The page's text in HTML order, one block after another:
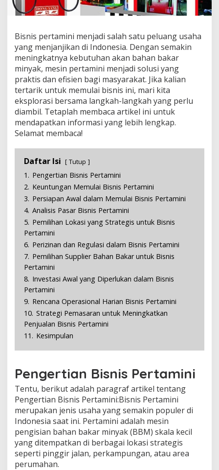
t
i
n
i
,
S
t
r
a
t
e
g
,
M
d
a
,
d
a
n
T
p
S
k
s
Bisnis pertamini menjadi salah satu peluang usaha
yang menjanjikan di Indonesia. Dengan semakin
meningkatnya kebutuhan akan bahan bakar
minyak, mesin pertamini menjadi solusi yang
praktis dan efisien bagi masyarakat. Jika kalian
tertarik untuk memulai bisnis ini, mari kita
eksplorasi bersama langkah-langkah yang perlu
diambil. Tetaplah membaca artikel ini untuk
mendapatkan informasi yang lebih lengkap.
Selamat membaca!
Daftar Isi Tutup
1. Pengertian Bisnis Pertamini
2. Keuntungan Memulai Bisnis Pertamini
3. Persiapan Awal dalam Memulai Bisnis Pertamini
4. Analisis Pasar Bisnis Pertamini
5. Pemilihan Lokasi yang Strategis untuk Bisnis
Pertamini
6. Perizinan dan Regulasi dalam Bisnis Pertamini
7. Pemilihan Supplier Bahan Bakar untuk Bisnis
Pertamini
8. Investasi Awal yang Diperlukan dalam Bisnis
Pertamini
9. Rencana Operasional Harian Bisnis Pertamini
10. Strategi Pemasaran untuk Meningkatkan
Penjualan Bisnis Pertamini
11. Kesimpulan
Pengertian Bisnis Pertamini
Tentu, berikut adalah paragraf artikel tentang
Pengertian Bisnis Pertamini:Bisnis Pertamini
merupakan jenis usaha yang semakin populer di
Indonesia saat ini. Pertamini adalah mesin
pengisian bahan bakar minyak (BBM) skala kecil
yang ditempatkan di berbagai lokasi strategis
seperti pinggir jalan, perkampungan, atau area
perumahan.